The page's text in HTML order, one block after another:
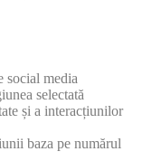
social media
selectată
și a interacțiunilor
baza pe numărul